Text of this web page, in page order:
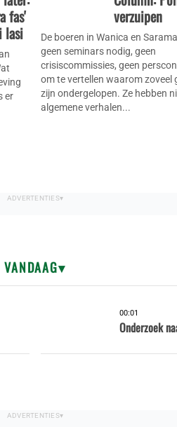
fas'
lasi
er
verzuipen
De boeren in Wanica en
geen seminars nodig, geen
crisiscommissies, geen
om te vertellen waarom zoveel
zijn ondergelopen. Ze hebben
algemene verhalen...
VANDAAG
00:01
Onderzoek